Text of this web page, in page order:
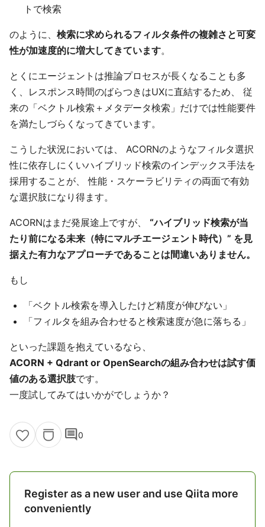
トで検索
のように、 検索に求められるフィルタ条件の複雑さと可変
性が加速度的に増大してきています。
とくにエージェントは推論プロセスが長くなることも多
く、レスポンス時間のばらつきはUXに直結するため、 従
来の「ベクトル検索＋メタデータ検索」だけでは性能要件
を満たしづらくなってきています。
こうした状況においては、 ACORNのようなフィルタ選択
性に依存しにくいハイブリッド検索のインデックス手法を
採用することが、 性能・スケーラビリティの両面で有効
な選択肢になり得ます。
ACORNはまだ発展途上ですが、 “ハイブリッド検索が当
たり前になる未来（特にマルチエージェント時代）” を見
据えた有力なアプローチであることは間違いありません。
もし
「ベクトル検索を導入したけど精度が伸びない」
「フィルタを組み合わせると検索速度が急に落ちる」
といった課題を抱えているなら、
ACORN + Qdrant or OpenSearchの組み合わせは試す価
値のある選択肢です。
一度試してみてはいかがでしょうか？
comment0
Register as a new user and use Qiita more
conveniently